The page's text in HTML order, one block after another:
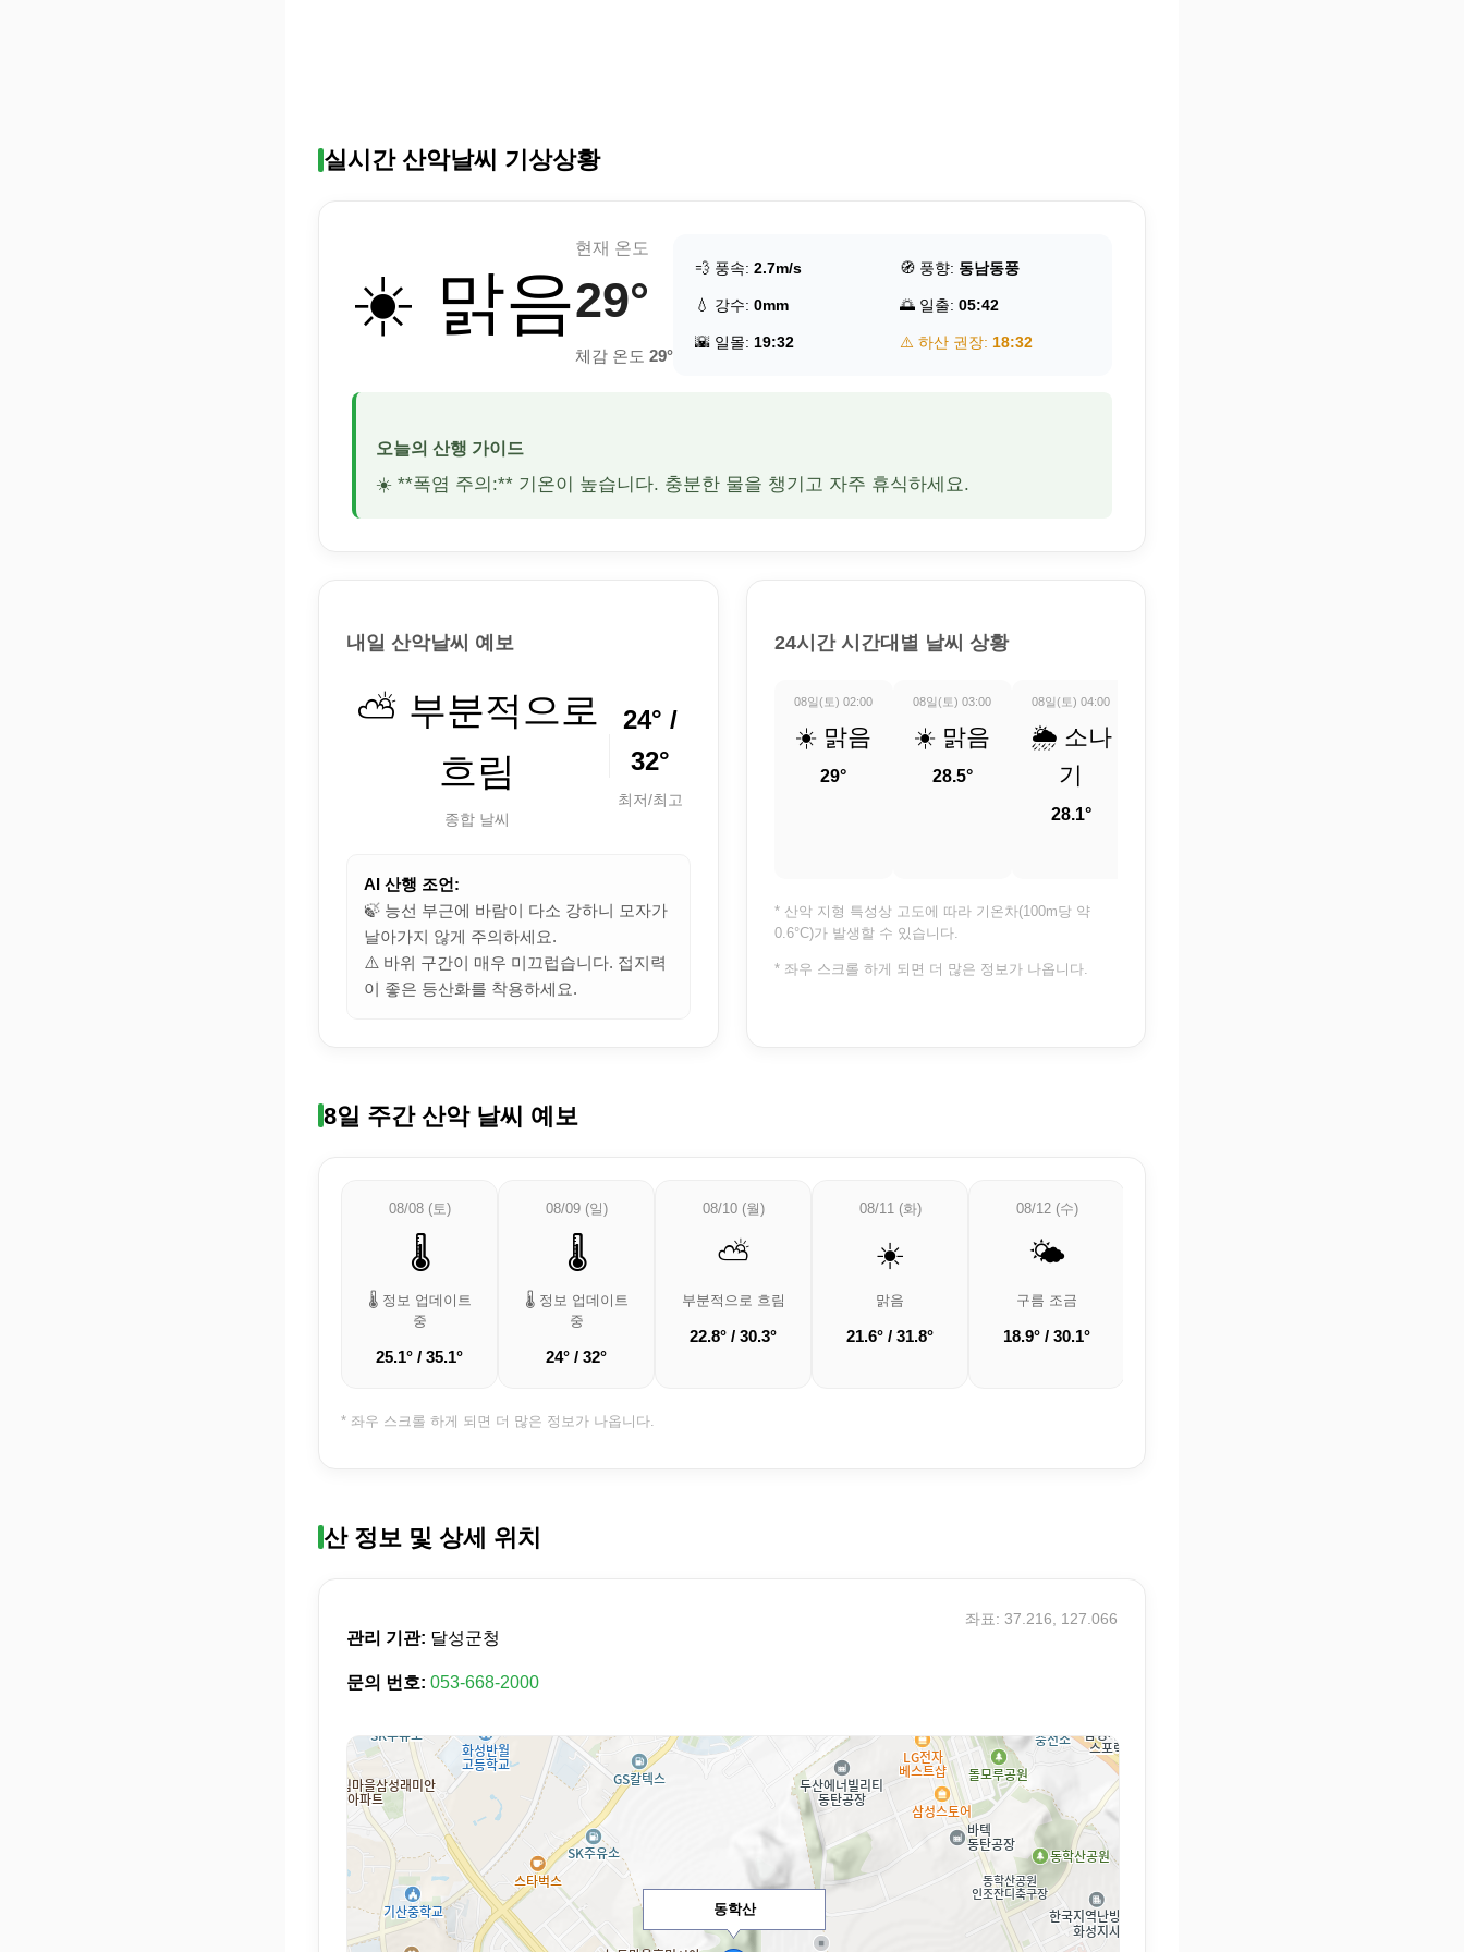
실시간 산악날씨 기상상황
☀️ 맑음
현재 온도
29°
체감 온도 29°
💨 풍속: 2.7m/s 🧭 풍향: 동남동풍
💧 강수: 0mm 🌅 일출: 05:42
🌇 일몰: 19:32 ⚠️ 하산 권장: 18:32
오늘의 산행 가이드
☀️ **폭염 주의:** 기온이 높습니다. 충분한 물을 챙기고 자주 휴식하세요.
내일 산악날씨 예보
⛅ 부분적으로
흐림
종합 날씨
24° /
32°
최저/최고
AI 산행 조언:
🍃 능선 부근에 바람이 다소 강하니 모자가
날아가지 않게 주의하세요.
⚠️ 바위 구간이 매우 미끄럽습니다. 접지력
이 좋은 등산화를 착용하세요.
24시간 시간대별 날씨 상황
08일(토) 02:00
☀️ 맑음
29°
08일(토) 03:00
☀️ 맑음
28.5°
08일(토) 04:00
🌦️ 소나
기
28.1°
* 산악 지형 특성상 고도에 따라 기온차(100m당 약
0.6°C)가 발생할 수 있습니다.
* 좌우 스크롤 하게 되면 더 많은 정보가 나옵니다.
8일 주간 산악 날씨 예보
08/08 (토)
🌡️
🌡️ 정보 업데이트
중
25.1° / 35.1°
08/09 (일)
🌡️
🌡️ 정보 업데이트
중
24° / 32°
08/10 (월)
⛅
부분적으로 흐림
22.8° / 30.3°
08/11 (화)
☀️
맑음
21.6° / 31.8°
08/12 (수)
🌤️
구름 조금
18.9° / 30.1°
* 좌우 스크롤 하게 되면 더 많은 정보가 나옵니다.
산 정보 및 상세 위치
관리 기관: 달성군청
문의 번호: 053-668-2000
좌표: 37.216, 127.066
동학산